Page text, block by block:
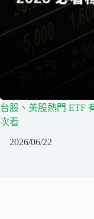
台股、美股熱門 ETF
次看
2026/06/22